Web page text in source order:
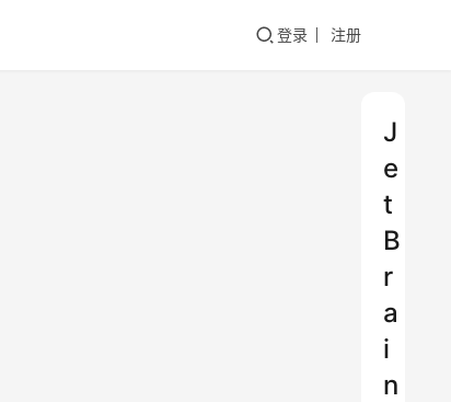
登录 注册
J
e
t
B
r
a
i
n